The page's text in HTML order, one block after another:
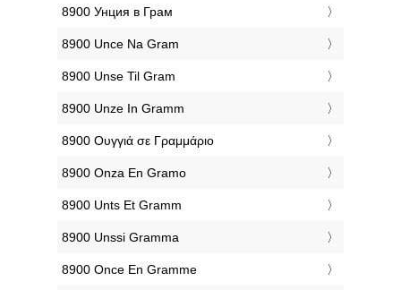
‎8900 Унция в Грам
‎8900 Unce Na Gram
‎8900 Unse Til Gram
‎8900 Unze In Gramm
‎8900 Ουγγιά σε Γραμμάριο
‎8900 Onza En Gramo
‎8900 Unts Et Gramm
‎8900 Unssi Gramma
‎8900 Once En Gramme